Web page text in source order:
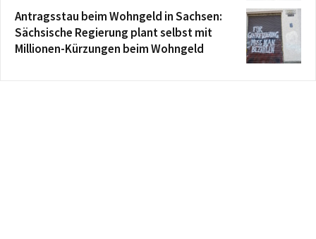
Antragsstau beim Wohngeld in Sachsen:
Sächsische Regierung plant selbst mit
Millionen-Kürzungen beim Wohngeld